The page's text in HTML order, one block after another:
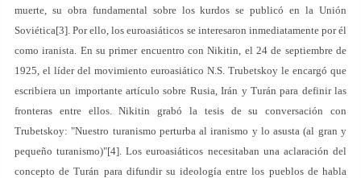
muerte, su obra fundamental sobre los kurdos se publicó en la Unión
Soviética[3]. Por ello, los euroasiáticos se interesaron inmediatamente por él
como iranista. En su primer encuentro con Nikitin, el 24 de septiembre de
1925, el líder del movimiento euroasiático N.S. Trubetskoy le encargó que
escribiera un importante artículo sobre Rusia, Irán y Turán para definir las
fronteras entre ellos. Nikitin grabó la tesis de su conversación con
Trubetskoy: "Nuestro turanismo perturba al iranismo y lo asusta (al gran y
pequeño turanismo)"[4]. Los euroasiáticos necesitaban una aclaración del
concepto de Turán para difundir su ideología entre los pueblos de habla